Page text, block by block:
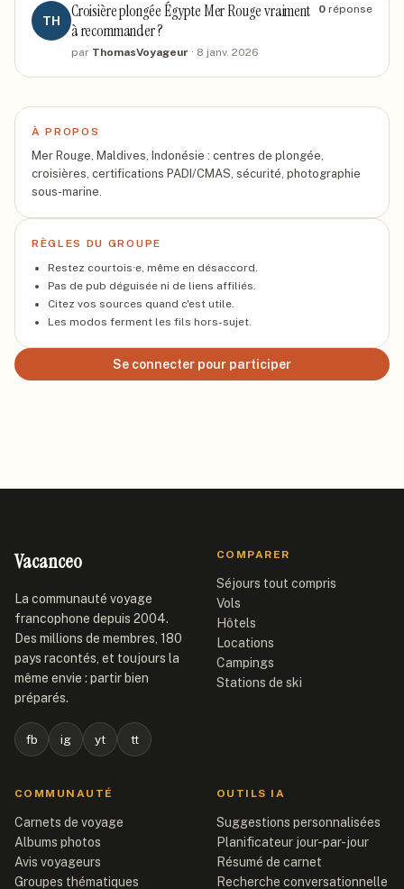
TH
Croisière plongée Égypte Mer Rouge vraiment
à recommander ?
par ThomasVoyageur · 8 janv. 2026
0 réponse
À PROPOS
Mer Rouge, Maldives, Indonésie : centres de plongée,
croisières, certifications PADI/CMAS, sécurité, photographie
sous-marine.
RÈGLES DU GROUPE
Restez courtois·e, même en désaccord.
Pas de pub déguisée ni de liens affiliés.
Citez vos sources quand c'est utile.
Les modos ferment les fils hors-sujet.
Se connecter pour participer
Vacanceo
La communauté voyage
francophone depuis 2004.
Des millions de membres, 180
pays racontés, et toujours la
même envie : partir bien
préparés.
fb ig yt tt
COMPARER
Séjours tout compris
Vols
Hôtels
Locations
Campings
Stations de ski
COMMUNAUTÉ
Carnets de voyage
Albums photos
Avis voyageurs
Groupes thématiques
OUTILS IA
Suggestions personnalisées
Planificateur jour-par-jour
Résumé de carnet
Recherche conversationnelle